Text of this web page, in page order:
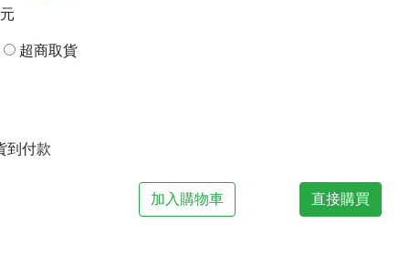
超商取貨
到付款
加入購物車 直接購買